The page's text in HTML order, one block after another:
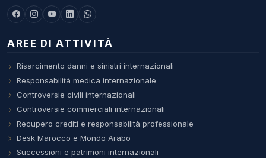
AREE DI ATTIVITÀ
Risarcimento danni e sinistri internazionali
Responsabilità medica internazionale
Controversie civili internazionali
Controversie commerciali internazionali
Recupero crediti e responsabilità professionale
Desk Marocco e Mondo Arabo
Successioni e patrimoni internazionali